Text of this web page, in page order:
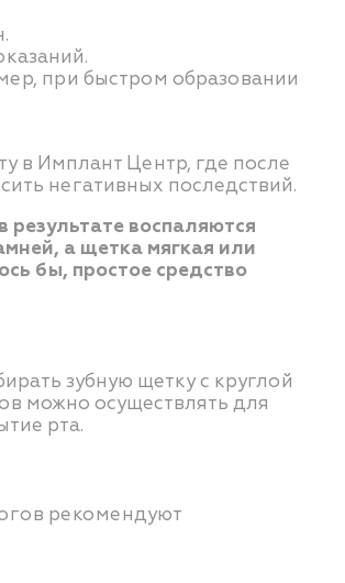
при быстром образовании
в Имплант Центр, где после
негативных последствий.
воспаляются
а щетка мягкая или
бы, простое средство
зубную щетку с круглой
можно осуществлять для
рта.
рекомендуют